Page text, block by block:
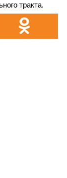
тракта.